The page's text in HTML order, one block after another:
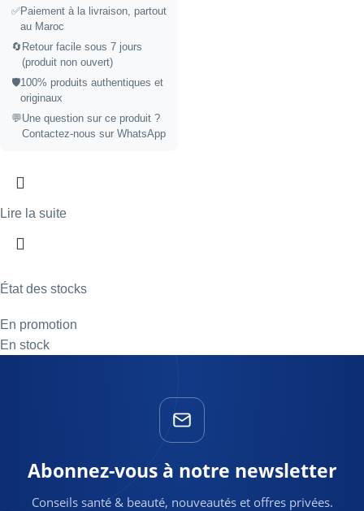
État des stocks
En promotion
En stock
✅Paiement à la livraison, partout
au Maroc
🔄 Retour facile sous 7 jours
(produit non ouvert)
🛡️100% produits authentiques et
originaux
💬Une question sur ce produit ?
Contactez-nous sur WhatsApp
Lire la suite
Abonnez-vous à notre newsletter
Conseils santé & beauté, nouveautés et offres privées.